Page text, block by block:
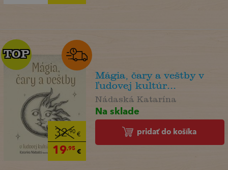
32,90€
19,95€
TOP
TOP
Mágia, čary a veštby v
ľudovej kultúr...
Nádaská Katarína
Na sklade
pridať do košíka